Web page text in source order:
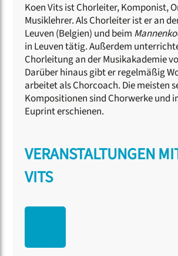
Koen Vits ist Chorleiter, Komponist,
Musiklehrer. Als Chorleiter ist er an
Leuven (Belgien) und beim
in Leuven tätig. Außerdem
Chorleitung an der Musikakademie
Darüber hinaus gibt er regelmäßig
arbeitet als Chorcoach. Die meisten
Kompositionen sind Chorwerke und
Euprint erschienen.
VERANSTALTUNGEN
VITS